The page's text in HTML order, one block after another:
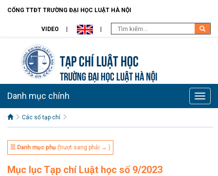
CỔNG TTĐT TRƯỜNG ĐẠI HỌC LUẬT HÀ NỘI
VIDEO
Tạp chí Luật học
TRƯỜNG ĐẠI HỌC LUẬT HÀ NỘI
Toggle
Danh mục chính
Các số tạp chí
☰ Danh mục phụ (trượt sang phải → )
Mục lục Tạp chí Luật học số 9/2023